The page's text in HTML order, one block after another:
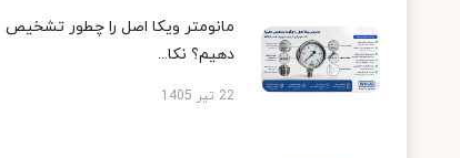
مانومتر ویکا اصل را چطور تشخیص
دهیم؟ نکا...
22 تیر 1405